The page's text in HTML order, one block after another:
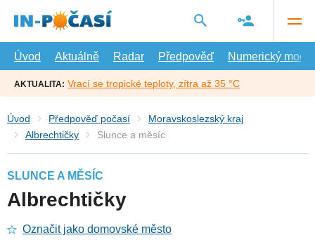
hlavní
Úvod
Aktuálně Radar Předpověď Numerický model
AKTUALITA: Vrací se tropické teploty, zítra až 35 °C
Úvod Předpověď počasí
Moravskoslezský kraj
Albrechtičky
Slunce a měsíc
SLUNCE A MĚSÍC
Albrechtičky
Označit jako domovské město